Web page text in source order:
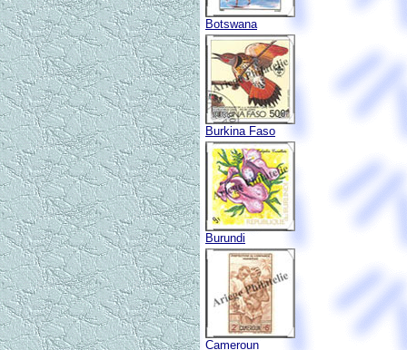
Botswana
Burkina Faso
Burundi
Cameroun